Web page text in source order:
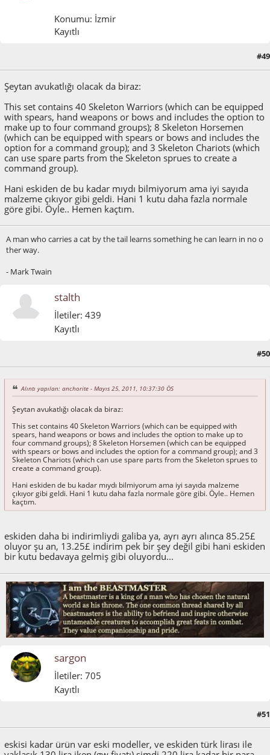
Konumu: İzmir
Kayıtlı
#49
Şeytan avukatlığı olacak da biraz:
This set contains 40 Skeleton Warriors (which can be equipped
with spears, hand weapons or bows and includes the option to
make up to four command groups); 8 Skeleton Horsemen
(which can be equipped with spears or bows and includes the
option for a command group); and 3 Skeleton Chariots (which
can use spare parts from the Skeleton sprues to create a
command group).
Hani eskiden de bu kadar mıydı bilmiyorum ama iyi sayıda
malzeme çıkıyor gibi geldi. Hani 1 kutu daha fazla normale
göre gibi. Öyle.. Hemen kaçtım.
A man who carries a cat by the tail learns something he can learn in no o
ther way.
- Mark Twain
stalth
İletiler: 439
Kayıtlı
#50
Alıntı yapılan: anchorite - Mayıs 25, 2011, 10:37:30 ÖS
Şeytan avukatlığı olacak da biraz:
This set contains 40 Skeleton Warriors (which can be equipped with
spears, hand weapons or bows and includes the option to make up to
four command groups); 8 Skeleton Horsemen (which can be equipped
with spears or bows and includes the option for a command group); and 3
Skeleton Chariots (which can use spare parts from the Skeleton sprues to
create a command group).
Hani eskiden de bu kadar mıydı bilmiyorum ama iyi sayıda malzeme
çıkıyor gibi geldi. Hani 1 kutu daha fazla normale göre gibi. Öyle.. Hemen
kaçtım.
eskiden daha bi indirimliydi galiba ya, ayrı ayrı alınca 85.25£
oluyor şu an, 13.25£ indirim pek bir şey değil gibi hani eskiden
bir kutu bedavaya gelmiş gibi oluyordu...
sargon
İletiler: 705
Kayıtlı
#51
eskisi kadar ürün var eski modeller, ve eskiden türk lirası ile